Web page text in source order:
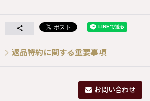
返品特約に関する重要事項
お問い合わせ